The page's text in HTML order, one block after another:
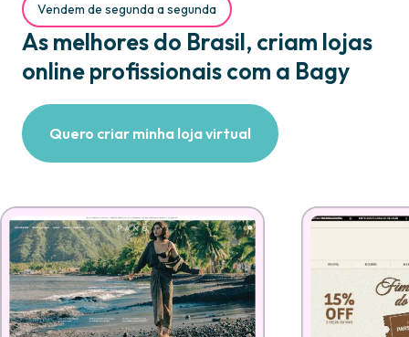
Vendem de segunda a segunda
As melhores do Brasil, criam lojas
online profissionais com a Bagy
Quero criar minha loja virtual